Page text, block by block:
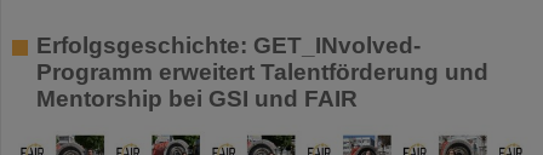
Erfolgsgeschichte: GET_INvolved-
Programm erweitert Talentförderung und
Mentorship bei GSI und FAIR